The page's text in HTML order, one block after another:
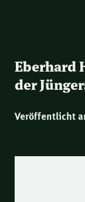
Eberhard
der
Veröffentlicht